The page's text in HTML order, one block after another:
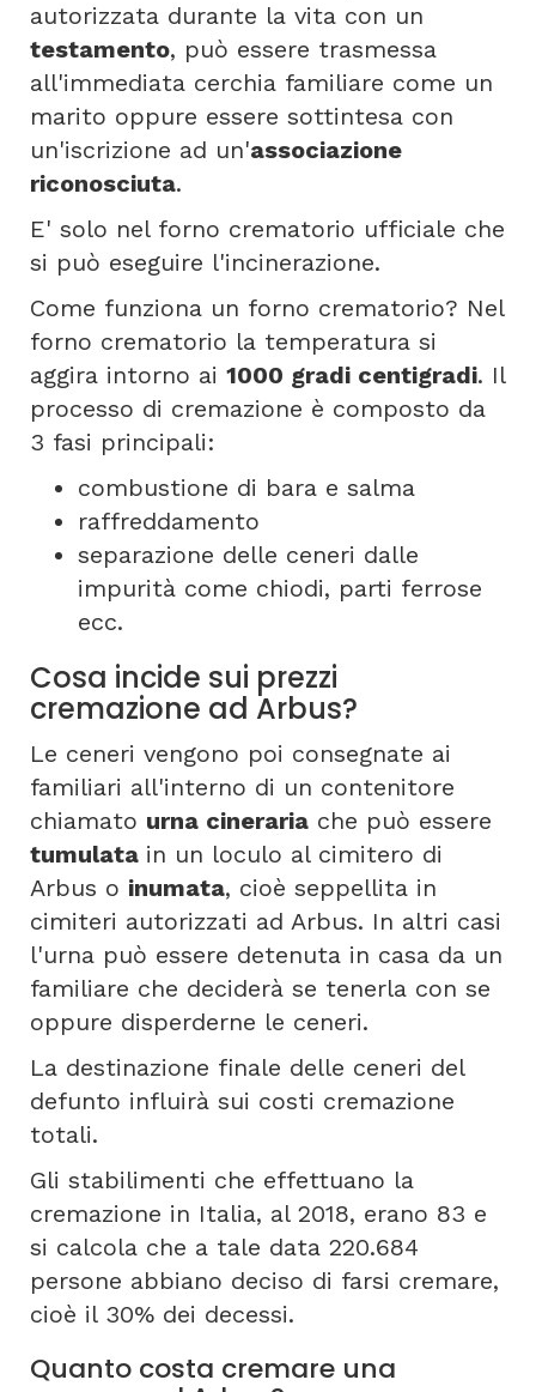
autorizzata durante la vita con un
testamento, può essere trasmessa
all'immediata cerchia familiare come un
marito oppure essere sottintesa con
un'iscrizione ad un'associazione
riconosciuta.
E' solo nel forno crematorio ufficiale che
si può eseguire l'incinerazione.
Come funziona un forno crematorio? Nel
forno crematorio la temperatura si
aggira intorno ai 1000 gradi centigradi. Il
processo di cremazione è composto da
3 fasi principali:
combustione di bara e salma
raffreddamento
separazione delle ceneri dalle
impurità come chiodi, parti ferrose
ecc.
Cosa incide sui prezzi
cremazione ad Arbus?
Le ceneri vengono poi consegnate ai
familiari all'interno di un contenitore
chiamato urna cineraria che può essere
tumulata in un loculo al cimitero di
Arbus o inumata, cioè seppellita in
cimiteri autorizzati ad Arbus. In altri casi
l'urna può essere detenuta in casa da un
familiare che deciderà se tenerla con se
oppure disperderne le ceneri.
La destinazione finale delle ceneri del
defunto influirà sui costi cremazione
totali.
Gli stabilimenti che effettuano la
cremazione in Italia, al 2018, erano 83 e
si calcola che a tale data 220.684
persone abbiano deciso di farsi cremare,
cioè il 30% dei decessi.
Quanto costa cremare una